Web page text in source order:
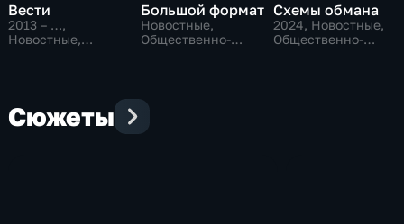
Вести
2013 – …,
Новостные,
Большой формат
Новостные,
Общественно-
Схемы обмана
2024, Новостные,
Общественно-
Сюжеты